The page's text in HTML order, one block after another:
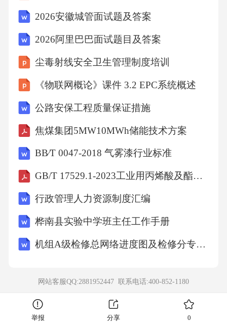
2026安徽城管面试题及答案
2026阿里巴巴面试题目及答案
尘毒射线安全卫生管理制度培训
《物联网概论》课件 3.2 EPC系统概述
公路安保工程质量保证措施
焦煤集团5MW10MWh储能技术方案
BB∕T 0047-2018 气雾漆行业标准
GB/T 17529.1-2023工业用丙烯酸及酯第1部分：工业用丙烯酸
行政管理人力资源制度汇编
桦南县实验中学班主任工作手册
机组A级检修总网络进度图及检修分专业网络进度图
网站客服QQ:2881952447 联系电话:400-852-1180
举报 分享 0